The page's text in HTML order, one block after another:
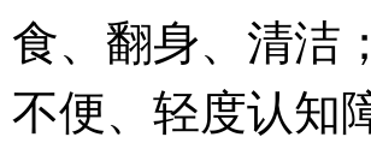
食、翻身、清洁；
不便、轻度认知